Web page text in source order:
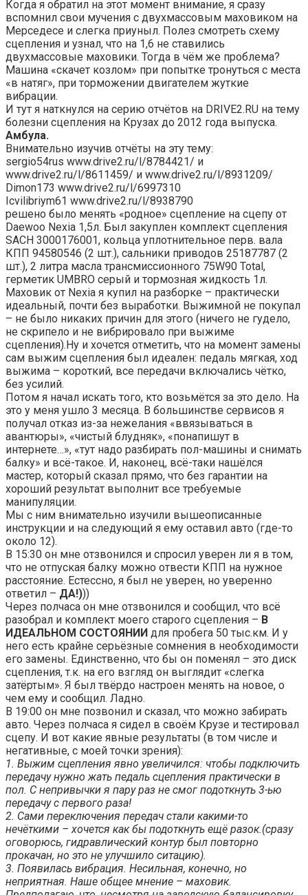
Когда я обратил на этот момент внимание, я сразу
вспомнил свои мучения с двухмассовым маховиком на
Мерседесе и слегка приуныл. Полез смотреть схему
сцепления и узнал, что на 1,6 не ставились
двухмассовые маховики. Тогда в чём же проблема?
Машина «скачет козлом» при попытке тронуться с места
«в натяг», при торможении двигателем жуткие
вибрации.
И тут я наткнулся на серию отчётов на DRIVE2.RU на тему
болезни сцепления на Крузах до 2012 года выпуска.
Амбула.
Внимательно изучив отчёты на эту тему:
sergio54rus www.drive2.ru/l/8784421/ и
www.drive2.ru/l/8611459/ и www.drive2.ru/l/8931209/
Dimon173 www.drive2.ru/l/6997310
Icvilibriym61 www.drive2.ru/l/8938790
решено было менять «родное» сцепление на сцепу от
Daewoo Nexia 1,5л. Был закуплен комплект сцепления
SACH 3000176001, кольца уплотнительное перв. вала
КПП 94580546 (2 шт.), сальники приводов 25187787 (2
шт.), 2 литра масла трансмиссионного 75W90 Total,
герметик UMBRO серый и тормозная жидкость 1л.
Маховик от Nexia я купил на разборке – практически
идеальный, почти без выработки. Выжимной не покупал
– не было никаких причин для этого (ничего не гудело,
не скрипело и не вибрировало при выжиме
сцепления).Ну и хочется отметить, что на момент замены
сам выжим сцепления был идеален: педаль мягкая, ход
выжима – короткий, все передачи включались чётко,
без усилий.
Потом я начал искать того, кто возьмётся за это дело. На
это у меня ушло 3 месяца. В большинстве сервисов я
получал отказ из-за нежелания «ввязываться в
авантюры», «чистый блудняк», «понапишут в
интернете…», «тут надо разбирать пол-машины и снимать
балку» и всё-такое. И, наконец, всё-таки нашёлся
мастер, который сказал прямо, что без гарантии на
хороший результат выполнит все требуемые
манипуляции.
Мы с ним внимательно изучили вышеописанные
инструкции и на следующий я ему оставил авто (где-то
около 12).
В 15:30 он мне отзвонился и спросил уверен ли я в том,
что не отпуская балку можно отвести КПП на нужное
расстояние. Естессно, я был не уверен, но уверенно
ответил – ДА!)))
Через полчаса он мне отзвонился и сообщил, что всё
разобрал и комплект моего старого сцепления – В
ИДЕАЛЬНОМ СОСТОЯНИИ для пробега 50 тыс.км. И у
него есть крайне серьёзные сомнения в необходимости
его замены. Единственно, что бы он поменял – это диск
сцепления, т.к. на его взгляд он выглядит «слегка
затёртым». Я был твёрдо настроен менять на новое, о
чем ему и сообщил. Ладно.
В 19:00 он мне позвонил и сказал, что можно забирать
авто. Через полчаса я сидел в своём Крузе и тестировал
сцепу. И вот какие явные результаты (в том числе и
негативные, с моей точки зрения):
1. Выжим сцепления явно увеличился: чтобы подключить
передачу нужно жать педаль сцепления практически в
пол. С непривычки я пару раз не смог подоткнуть 3-ью
передачу с первого раза!
2. Сами переключения передач стали какими-то
нечёткими – хочется как бы подоткнуть ещё разок.(сразу
оговорюсь, гидравлический контур был повторно
прокачан, но это не улучшило ситацию).
3. Появилась вибрация. Несильная, конечно, но
неприятная. Наше общее мнение – маховик.